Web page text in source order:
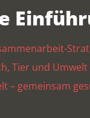
Tier und Umwelt
– gemeinsam